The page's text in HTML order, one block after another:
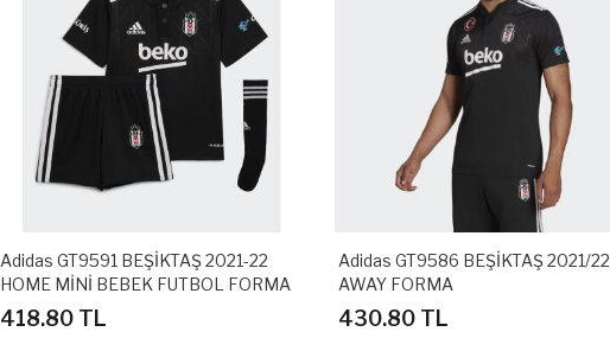
Adidas GT9591 BEŞİKTAŞ 2021-22
HOME MİNİ BEBEK FUTBOL FORMA
SETİ
418.80 TL
Adidas GT9586 BEŞİKTAŞ 2021/22
AWAY FORMA
430.80 TL